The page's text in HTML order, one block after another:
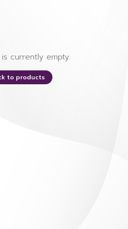
currently empty.
to products